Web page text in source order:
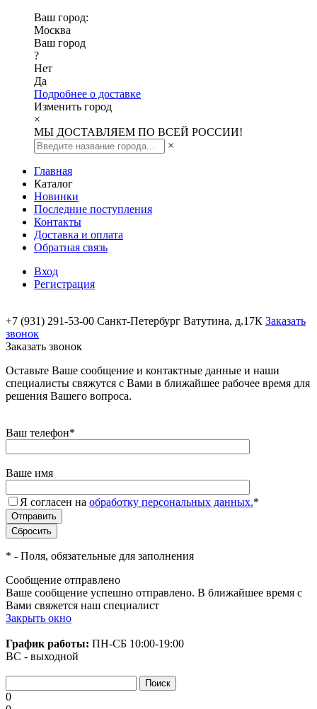
Ваш город:
Москва
Ваш город
?
Нет
Да
Подробнее о доставке
Изменить город
×
МЫ ДОСТАВЛЯЕМ ПО ВСЕЙ РОССИИ!
×
Главная
Каталог
Новинки
Последние поступления
Контакты
Доставка и оплата
Обратная связь
Вход
Регистрация
+7 (931) 291-53-00 Санкт-Петербург Ватутина, д.17К Заказать
звонок
Заказать звонок
Оставьте Ваше сообщение и контактные данные и наши
специалисты свяжутся с Вами в ближайшее рабочее время для
решения Вашего вопроса.
Ваш телефон*
Ваше имя
Я согласен на обработку персональных данных.*
* - Поля, обязательные для заполнения
Сообщение отправлено
Ваше сообщение успешно отправлено. В ближайшее время с
Вами свяжется наш специалист
Закрыть окно
График работы: ПН-СБ 10:00-19:00
ВС - выходной
0